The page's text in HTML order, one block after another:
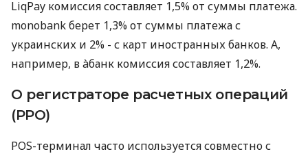
LiqPay комиссия составляет 1,5% от суммы платежа.
monobank берет 1,3% от суммы платежа с
украинских и 2% - с карт иностранных банков. А,
например, в àбанк комиссия составляет 1,2%.
О регистраторе расчетных операций
(РРО)
POS-терминал часто используется совместно с